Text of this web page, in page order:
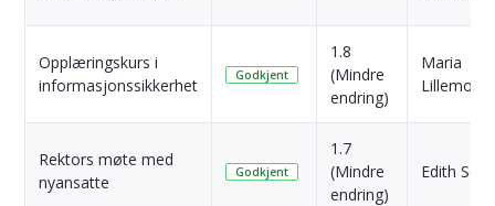
Opplæringskurs i
informasjonssikkerhet
Godkjent
1.8
(Mindre
endring)
Maria
Lillemoen
Rektors møte med
nyansatte
Godkjent
1.7
(Mindre
endring)
Edith